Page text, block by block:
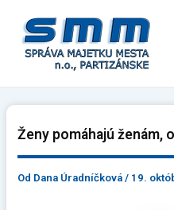
obsah
Ženy pomáhajú ženám,
Od Dana Úradníčková/ 19.